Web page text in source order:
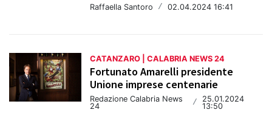
Raffaella Santoro / 02.04.2024 16:41
CATANZARO | CALABRIA NEWS 24
Fortunato Amarelli presidente
Unione imprese centenarie
Redazione Calabria News
24
/
25.01.2024
13:50